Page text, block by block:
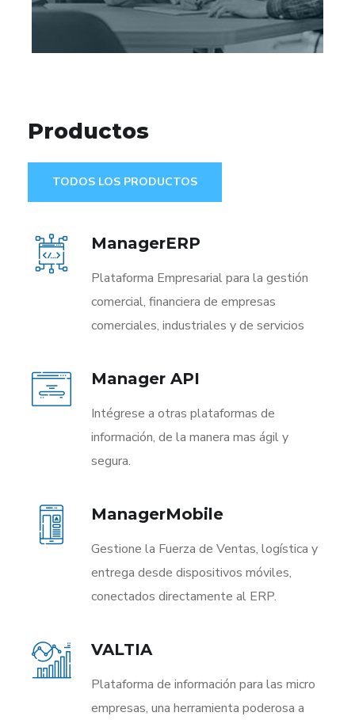
Productos
TODOS LOS PRODUCTOS
ManagerERP
Plataforma Empresarial para la gestión
comercial, financiera de empresas
comerciales, industriales y de servicios
Manager API
Intégrese a otras plataformas de
información, de la manera mas ágil y
segura.
ManagerMobile
Gestione la Fuerza de Ventas, logística y
entrega desde dispositivos móviles,
conectados directamente al ERP.
VALTIA
Plataforma de información para las micro
empresas, una herramienta poderosa a